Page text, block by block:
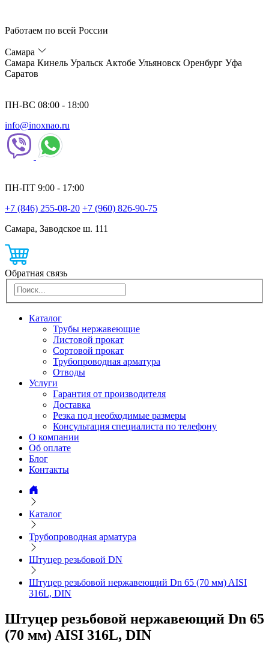
Работаем по всей России
Самара
Самара Кинель Уральск Актобе Ульяновск Оренбург Уфа
Саратов
ПН-ВС 08:00 - 18:00
info@inoxnao.ru
ПН-ПТ 9:00 - 17:00
+7 (846) 255-08-20 +7 (960) 826-90-75
Самара, Заводское ш. 111
Обратная связь
Каталог
Трубы нержавеющие
Листовой прокат
Сортовой прокат
Трубопроводная арматура
Отводы
Услуги
Гарантия от производителя
Доставка
Резка под необходимые размеры
Консультация специалиста по телефону
О компании
Об оплате
Блог
Контакты
Каталог
Трубопроводная арматура
Штуцер резьбовой DN
Штуцер резьбовой нержавеющий Dn 65 (70 мм) AISI
316L, DIN
Штуцер резьбовой нержавеющий Dn 65
(70 мм) AISI 316L, DIN